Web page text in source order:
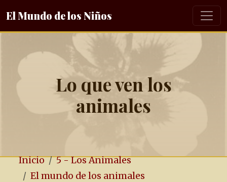
El Mundo de los Niños
Lo que ven los
animales
Inicio
5 - Los Animales
El mundo de los animales